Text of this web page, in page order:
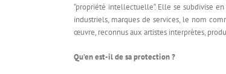
“propriété intellectuelle“. Elle se subdivise
industriels, marques de services, le nom
œuvre, reconnus aux artistes interprètes,
Qu’en est-il de sa protection ?